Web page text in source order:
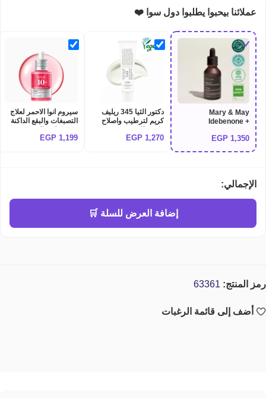
عملائنا بيحبوا يطلبوا دول سوا ❤️
✓
Mary & May
Idebenone +
1,350
EGP
دكتور الثيا 345 ريليف
كريم لترطيب واصلاح
345 relief cream
1,270
EGP
سيروم انوا الاحمر لعلاج
التصبغات والبقع الداكنة
Anua Niacinamide
1,199
EGP
الإجمالي:
إضافة العرض للسلة 🛒
رمز المنتج: 63361
أضف إلى قائمة الرغبات